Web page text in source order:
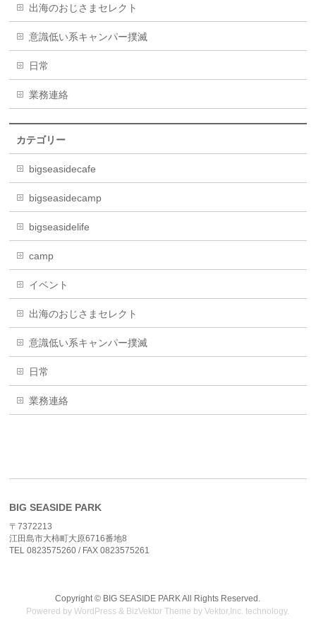
出海のおじさまセレクト
意識低い系キャンパー撲滅
日常
業務連絡
カテゴリー
bigseasidecafe
bigseasidecamp
bigseasidelife
camp
イベント
出海のおじさまセレクト
意識低い系キャンパー撲滅
日常
業務連絡
BIG SEASIDE PARK
〒7372213
江田島市大柿町大原6716番地8
TEL 0823575260 / FAX 0823575261
Copyright © BIG SEASIDE PARKAll Rights Reserved.
Powered byWordPress & BizVektor Theme byVektor,Inc. technology.